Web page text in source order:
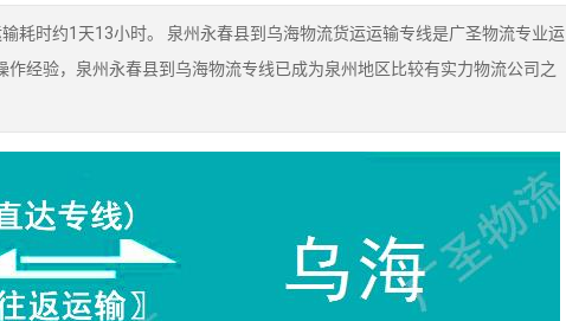
时约1天13小时。 泉州永春县到乌海物流货运运输专线是广圣物流专业运
经验，泉州永春县到乌海物流专线已成为泉州地区比较有实力物流公司之